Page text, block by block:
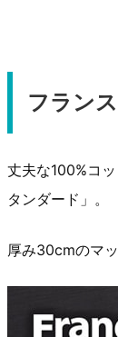
フラン
丈夫な100%コ
タンダード」。
厚み30cmのマ